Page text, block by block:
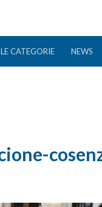
LE CATEGORIE NEWS